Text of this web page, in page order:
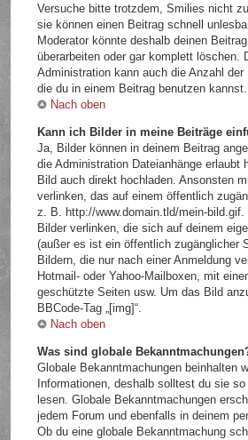
Versuche bitte trotzdem, Smilies nicht
sie können einen Beitrag schnell
Moderator könnte deshalb deinen
überarbeiten oder gar komplett löschen.
Administration kann auch die Anzahl der
die du in einem Beitrag benutzen kannst.
Nach oben
Kann ich Bilder in meine Beiträge
Ja, Bilder können in deinem Beitrag
die Administration Dateianhänge erlaubt
Bild auch direkt hochladen. Ansonsten
verlinken, das auf einem öffentlich
z. B. http://www.domain.tld/mein-bild.gif.
Bilder verlinken, die sich auf deinem
(außer es ist ein öffentlich zugänglicher
Bildern, die nur nach einer Anmeldung
Hotmail- oder Yahoo-Mailboxen, mit
geschützte Seiten usw. Um das Bild
BBCode-Tag „[img]“.
Nach oben
Was sind globale
Globale Bekanntmachungen beinhalten
Informationen, deshalb solltest du sie
lesen. Globale Bekanntmachungen
jedem Forum und ebenfalls in deinem
Ob du eine globale Bekanntmachung